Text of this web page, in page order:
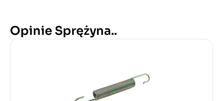
Opinie Sprężyna..